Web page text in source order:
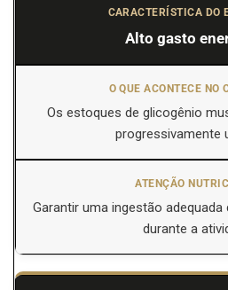
Alto gasto
Os estoques de glicogênio
progressivamente
Garantir uma ingestão
durante a